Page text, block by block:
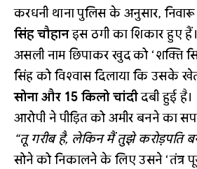
करधनी थाना पुलिस के अनुसार, निवारू
सिंह चौहानइस ठगी का शिकार हुए
असली नाम छिपाकर खुद को ‘शक्ति
सिंह को विश्वास दिलाया कि उसके
सोना और 15 किलो चांदीदबी हुई है।
आरोपी ने पीड़ित को अमीर बनने का
“तू गरीब है, लेकिन मैं तुझे करोड़पति
सोने को निकालने के लिए उसने ‘तंत्र